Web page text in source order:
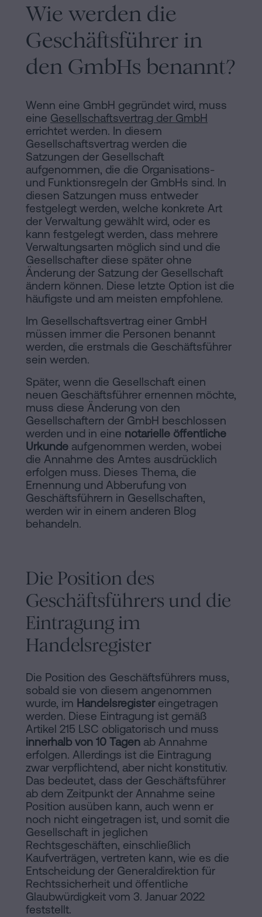
Wie werden die
Geschäftsführer in
den GmbHs benannt?
Wenn eine GmbH gegründet wird, muss
eine Gesellschaftsvertrag der GmbH
errichtet werden. In diesem
Gesellschaftsvertrag werden die
Satzungen der Gesellschaft
aufgenommen, die die Organisations-
und Funktionsregeln der GmbHs sind. In
diesen Satzungen muss entweder
festgelegt werden, welche konkrete Art
der Verwaltung gewählt wird, oder es
kann festgelegt werden, dass mehrere
Verwaltungsarten möglich sind und die
Gesellschafter diese später ohne
Änderung der Satzung der Gesellschaft
ändern können. Diese letzte Option ist die
häufigste und am meisten empfohlene.
Im Gesellschaftsvertrag einer GmbH
müssen immer die Personen benannt
werden, die erstmals die Geschäftsführer
sein werden.
Später, wenn die Gesellschaft einen
neuen Geschäftsführer ernennen möchte,
muss diese Änderung von den
Gesellschaftern der GmbH beschlossen
werden und in eine notarielle öffentliche
Urkunde aufgenommen werden, wobei
die Annahme des Amtes ausdrücklich
erfolgen muss. Dieses Thema, die
Ernennung und Abberufung von
Geschäftsführern in Gesellschaften,
werden wir in einem anderen Blog
behandeln.
Die Position des
Geschäftsführers und die
Eintragung im
Handelsregister
Die Position des Geschäftsführers muss,
sobald sie von diesem angenommen
wurde, im Handelsregistereingetragen
werden. Diese Eintragung ist gemäß
Artikel 215 LSC obligatorisch und muss
innerhalb von 10 Tagen ab Annahme
erfolgen. Allerdings ist die Eintragung
zwar verpflichtend, aber nicht konstitutiv.
Das bedeutet, dass der Geschäftsführer
ab dem Zeitpunkt der Annahme seine
Position ausüben kann, auch wenn er
noch nicht eingetragen ist, und somit die
Gesellschaft in jeglichen
Rechtsgeschäften, einschließlich
Kaufverträgen, vertreten kann, wie es die
Entscheidung der Generaldirektion für
Rechtssicherheit und öffentliche
Glaubwürdigkeit vom 3. Januar 2022
feststellt.